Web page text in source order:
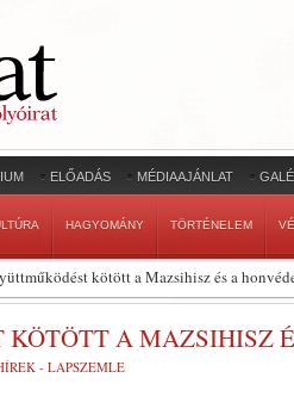
ELŐADÁS MÉDIAAJÁNLAT
HAGYOMÁNY TÖRTÉNELEM
kötött a Mazsihisz és a
KÖTÖTT A MAZSIHISZ
- LAPSZEMLE